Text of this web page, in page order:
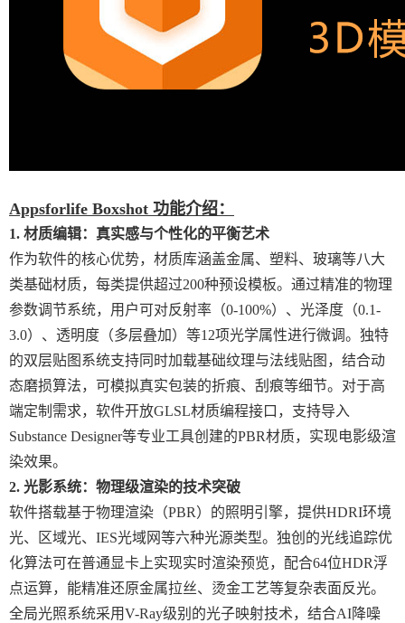
Appsforlife Boxshot 功能介绍：
1. 材质编辑：真实感与个性化的平衡艺术
作为软件的核心优势，材质库涵盖金属、塑料、玻璃等八大
类基础材质，每类提供超过200种预设模板。通过精准的物理
参数调节系统，用户可对反射率（0-100%）、光泽度（0.1-
3.0）、透明度（多层叠加）等12项光学属性进行微调。独特
的双层贴图系统支持同时加载基础纹理与法线贴图，结合动
态磨损算法，可模拟真实包装的折痕、刮痕等细节。对于高
端定制需求，软件开放GLSL材质编程接口，支持导入
Substance Designer等专业工具创建的PBR材质，实现电影级渲
染效果。
2. 光影系统：物理级渲染的技术突破
软件搭载基于物理渲染（PBR）的照明引擎，提供HDRI环境
光、区域光、IES光域网等六种光源类型。独创的光线追踪优
化算法可在普通显卡上实现实时渲染预览，配合64位HDR浮
点运算，能精准还原金属拉丝、烫金工艺等复杂表面反光。
全局光照系统采用V-Ray级别的光子映射技术，结合AI降噪